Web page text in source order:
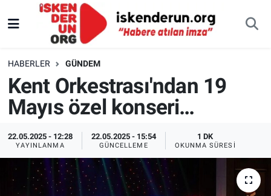
HABERLER GÜNDEM
Kent Orkestrası'ndan 19
Mayıs özel konseri…
22.05.2025 - 12:28
YAYINLANMA
22.05.2025 - 15:54
GÜNCELLEME
1 DK
OKUNMA SÜRESI